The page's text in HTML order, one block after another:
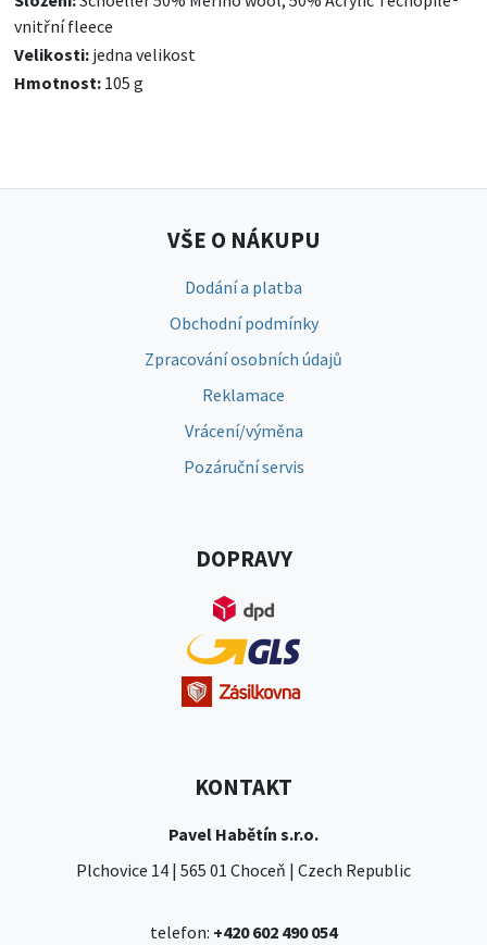
vnitřní fleece
Velikosti: jedna velikost
Hmotnost: 105 g
VŠE O NÁKUPU
Dodání a platba
Obchodní podmínky
Zpracování osobních údajů
Reklamace
Vrácení/výměna
Pozáruční servis
DOPRAVY
KONTAKT
Pavel Habětín s.r.o.
Plchovice 14 | 565 01 Choceň | Czech Republic
telefon: +420 602 490 054